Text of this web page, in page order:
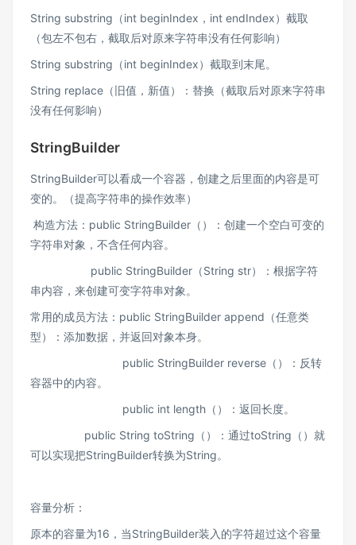
String substring（int beginIndex，int endIndex）截取
（包左不包右，截取后对原来字符串没有任何影响）
String substring（int beginIndex）截取到末尾。
String replace（旧值，新值）：替换（截取后对原来字符串
没有任何影响）
StringBuilder
StringBuilder可以看成一个容器，创建之后里面的内容是可
变的。（提高字符串的操作效率）
构造方法：public StringBuilder（）：创建一个空白可变的
字符串对象，不含任何内容。
public StringBuilder（String str）：根据字符
串内容，来创建可变字符串对象。
常用的成员方法：public StringBuilder append（任意类
型）：添加数据，并返回对象本身。
public StringBuilder reverse（）：反转
容器中的内容。
public int length（）：返回长度。
public String toString（）：通过toString（）就
可以实现把StringBuilder转换为String。
容量分析：
原本的容量为16，当StringBuilder装入的字符超过这个容量